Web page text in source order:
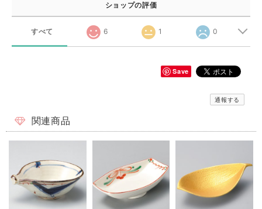
ショップの評価
すべて 6 1 0
Save
通報する
関連商品